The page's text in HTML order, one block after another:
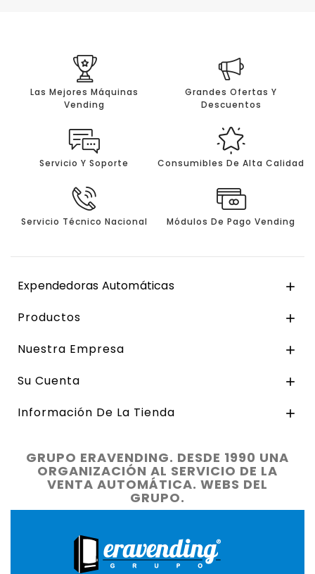
Las Mejores Máquinas
Vending
Grandes Ofertas Y
Descuentos
Servicio Y Soporte Consumibles De Alta Calidad
Servicio Técnico Nacional Módulos De Pago Vending
Expendedoras Automáticas 
Productos 
Nuestra Empresa 
Su Cuenta 
Información De La Tienda 
GRUPO ERAVENDING. DESDE 1990 UNA
ORGANIZACIÓN AL SERVICIO DE LA
VENTA AUTOMÁTICA. WEBS DEL
GRUPO.